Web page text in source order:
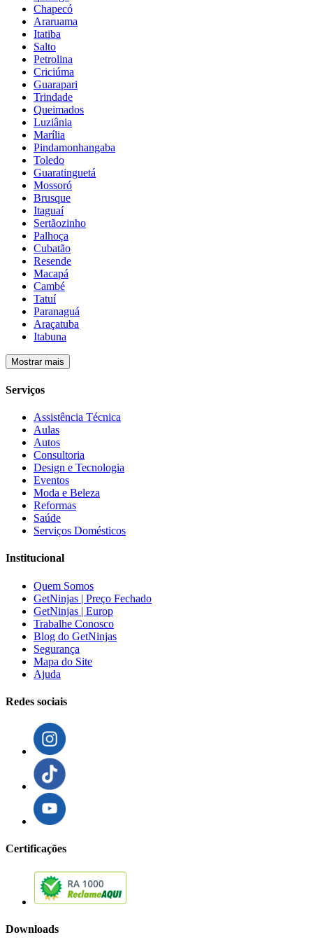
Chapecó
Araruama
Itatiba
Salto
Petrolina
Criciúma
Guarapari
Trindade
Queimados
Luziânia
Marília
Pindamonhangaba
Toledo
Guaratinguetá
Mossoró
Brusque
Itaguaí
Sertãozinho
Palhoça
Cubatão
Resende
Macapá
Cambé
Tatuí
Paranaguá
Araçatuba
Itabuna
Mostrar mais
Serviços
Assistência Técnica
Aulas
Autos
Consultoria
Design e Tecnologia
Eventos
Moda e Beleza
Reformas
Saúde
Serviços Domésticos
Institucional
Quem Somos
GetNinjas | Preço Fechado
GetNinjas | Europ
Trabalhe Conosco
Blog do GetNinjas
Segurança
Mapa do Site
Ajuda
Redes sociais
Certificações
Downloads